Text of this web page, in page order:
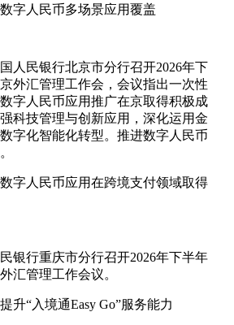
字人民币多场景应用覆盖
人民银行北京市分行召开2026年下
外汇管理工作会，会议指出一次性
字人民币应用推广在京取得积极成
科技管理与创新应用，深化运用金
字化智能化转型。推进数字人民币
字人民币应用在跨境支付领域取得
银行重庆市分行召开2026年下半年
汇管理工作会议。
升“入境通Easy Go”服务能力